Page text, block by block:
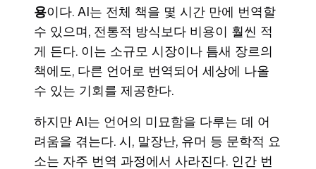
용이다. AI는 전체 책을 몇 시간 만에 번역할
수 있으며, 전통적 방식보다 비용이 훨씬 적
게 든다. 이는 소규모 시장이나 틈새 장르의
책에도, 다른 언어로 번역되어 세상에 나올
수 있는 기회를 제공한다.
하지만 AI는 언어의 미묘함을 다루는 데 어
려움을 겪는다. 시, 말장난, 유머 등 문학적 요
소는 자주 번역 과정에서 사라진다. 인간 번